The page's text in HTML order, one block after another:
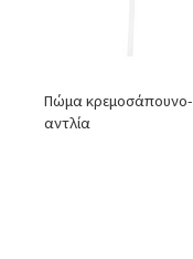
Πώμα κρεμοσάπουνο-
αντλία